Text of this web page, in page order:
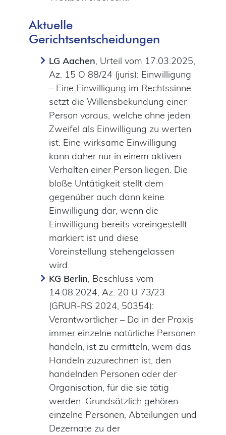
Aktuelle
Gerichtsentscheidungen
LG Aachen, Urteil vom 17.03.2025,
Az. 15 O 88/24 (juris): Einwilligung
– Eine Einwilligung im Rechtssinne
setzt die Willensbekundung einer
Person voraus, welche ohne jeden
Zweifel als Einwilligung zu werten
ist. Eine wirksame Einwilligung
kann daher nur in einem aktiven
Verhalten einer Person liegen. Die
bloße Untätigkeit stellt dem
gegenüber auch dann keine
Einwilligung dar, wenn die
Einwilligung bereits voreingestellt
markiert ist und diese
Voreinstellung stehengelassen
wird.
KG Berlin, Beschluss vom
14.08.2024, Az. 20 U 73/23
(GRUR-RS 2024, 50354):
Verantwortlicher – Da in der Praxis
immer einzelne natürliche Personen
handeln, ist zu ermitteln, wem das
Handeln zuzurechnen ist, den
handelnden Personen oder der
Organisation, für die sie tätig
werden. Grundsätzlich gehören
einzelne Personen, Abteilungen und
Dezernate zu der